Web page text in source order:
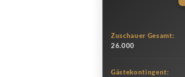
Zuschauer Gesamt:
26.000
Gästekontingent: